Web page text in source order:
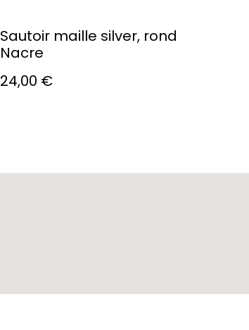
Sautoir maille silver, rond
Nacre
24,00 €